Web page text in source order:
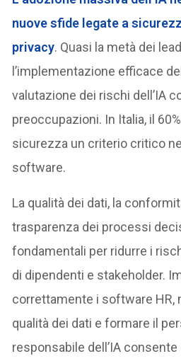
nuove sfide legate a
privacy. Quasi la metà dei
l’implementazione efficace
valutazione dei rischi dell’IA
preoccupazioni. In Italia, il
sicurezza un criterio critico
software.
La qualità dei dati, la
trasparenza dei processi
fondamentali per ridurre i
di dipendenti e stakeholder.
correttamente i software HR,
qualità dei dati e formare il
responsabile dell’IA